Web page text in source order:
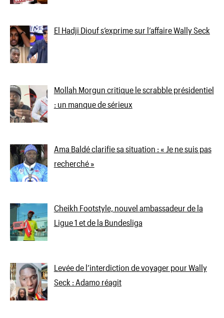
El Hadji Diouf s’exprime sur l’affaire Wally Seck
Mollah Morgun critique le scrabble présidentiel
: un manque de sérieux
Ama Baldé clarifie sa situation : « Je ne suis pas
recherché »
Cheikh Footstyle, nouvel ambassadeur de la
Ligue 1 et de la Bundesliga
Levée de l’interdiction de voyager pour Wally
Seck : Adamo réagit